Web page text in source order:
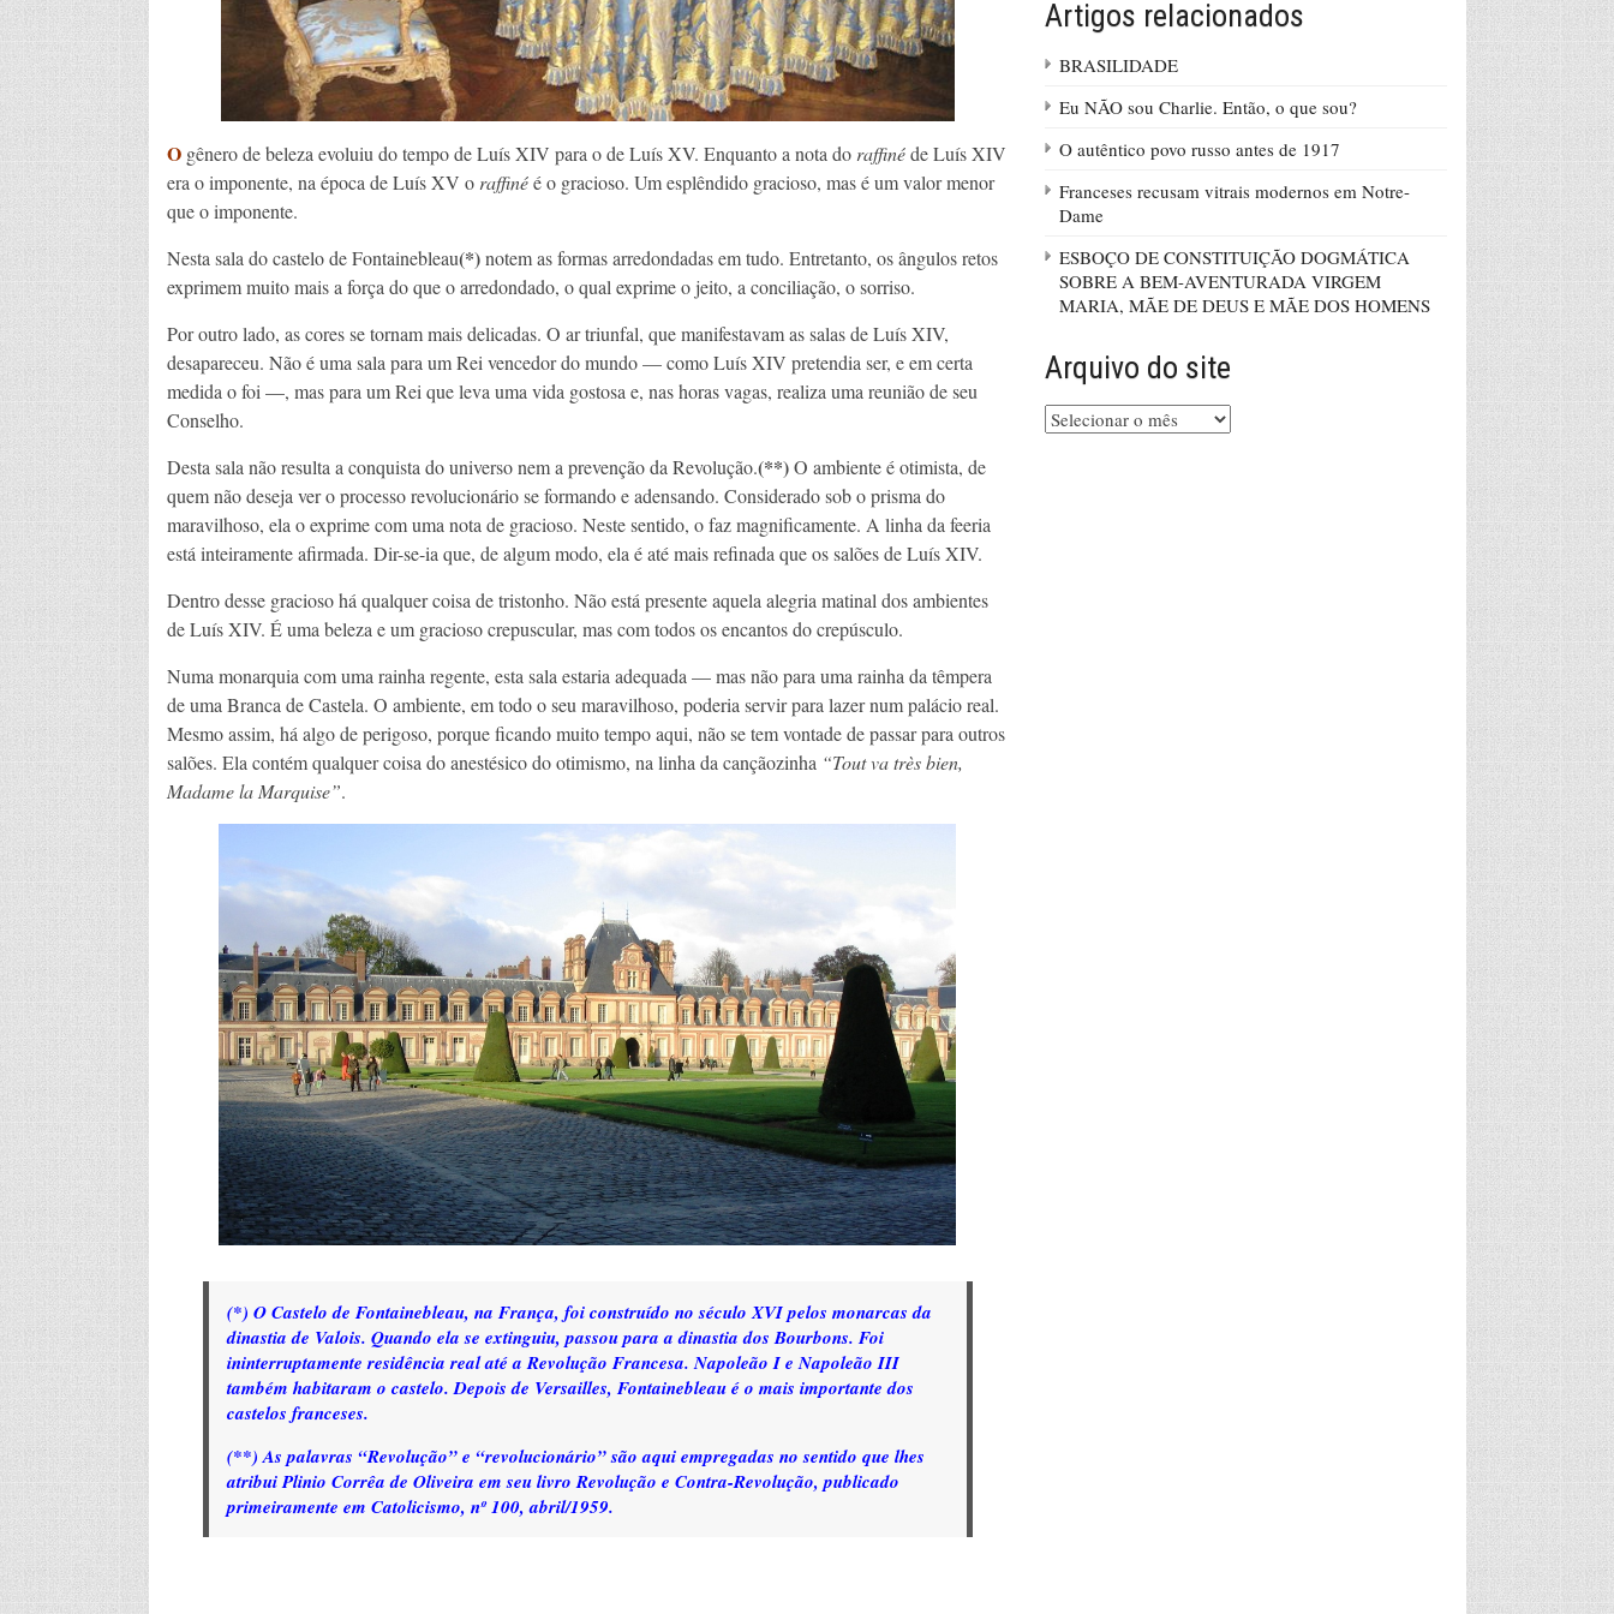
Ogênero de beleza evoluiu do tempo de Luís XIV para o de Luís XV. Enquanto a nota do raffinéde Luís XIV
era o imponente, na época de Luís XV o raffinéé o gracioso. Um esplêndido gracioso, mas é um valor menor
que o imponente.
Nesta sala do castelo de Fontainebleau(*)notem as formas arredondadas em tudo. Entretanto, os ângulos retos
exprimem muito mais a força do que o arredondado, o qual exprime o jeito, a conciliação, o sorriso.
Por outro lado, as cores se tornam mais delicadas. O ar triunfal, que manifestavam as salas de Luís XIV,
desapareceu. Não é uma sala para um Rei vencedor do mundo — como Luís XIV pretendia ser, e em certa
medida o foi —, mas para um Rei que leva uma vida gostosa e, nas horas vagas, realiza uma reunião de seu
Conselho.
Desta sala não resulta a conquista do universo nem a prevenção da Revolução.(**)O ambiente é otimista, de
quem não deseja ver o processo revolucionário se formando e adensando. Considerado sob o prisma do
maravilhoso, ela o exprime com uma nota de gracioso. Neste sentido, o faz magnificamente. A linha da feeria
está inteiramente afirmada. Dir-se-ia que, de algum modo, ela é até mais refinada que os salões de Luís XIV.
Dentro desse gracioso há qualquer coisa de tristonho. Não está presente aquela alegria matinal dos ambientes
de Luís XIV. É uma beleza e um gracioso crepuscular, mas com todos os encantos do crepúsculo.
Numa monarquia com uma rainha regente, esta sala estaria adequada — mas não para uma rainha da têmpera
de uma Branca de Castela. O ambiente, em todo o seu maravilhoso, poderia servir para lazer num palácio real.
Mesmo assim, há algo de perigoso, porque ficando muito tempo aqui, não se tem vontade de passar para outros
salões. Ela contém qualquer coisa do anestésico do otimismo, na linha da cançãozinha “Tout va très bien,
Madame la Marquise”.
(*) O Castelo de Fontainebleau, na França, foi construído no século XVI pelos monarcas da
dinastia de Valois. Quando ela se extinguiu, passou para a dinastia dos Bourbons. Foi
ininterruptamente residência real até a Revolução Francesa. Napoleão I e Napoleão III
também habitaram o castelo. Depois de Versailles, Fontainebleau é o mais importante dos
castelos franceses.
(**) As palavras “Revolução” e “revolucionário” são aqui empregadas no sentido que lhes
atribui Plinio Corrêa de Oliveira em seu livroRevolução e Contra-Revolução,publicado
primeiramente em Catolicismo, nº 100, abril/1959.
Artigos relacionados
BRASILIDADE
Eu NÃO sou Charlie. Então, o que sou?
O autêntico povo russo antes de 1917
Franceses recusam vitrais modernos em Notre-
Dame
ESBOÇO DE CONSTITUIÇÃO DOGMÁTICA
SOBRE A BEM-AVENTURADA VIRGEM
MARIA, MÃE DE DEUS E MÃE DOS HOMENS
Arquivo do site
Arquivo
do